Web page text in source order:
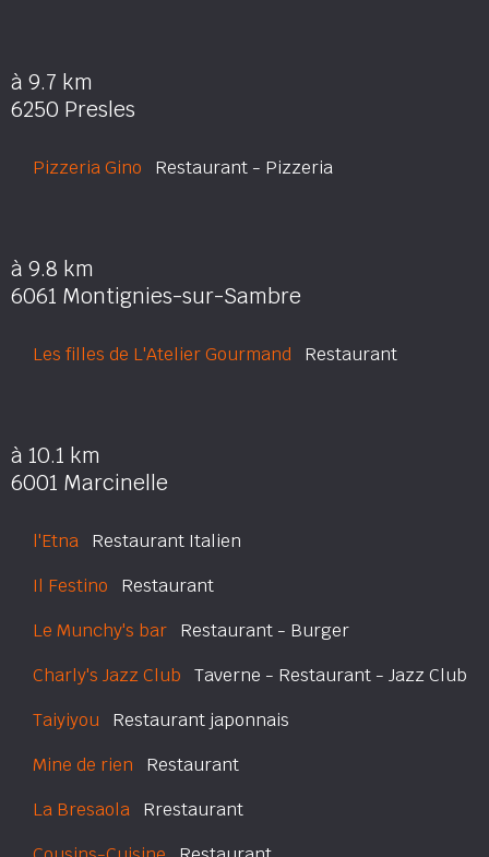
à 9.7 km
6250 Presles
Pizzeria Gino Restaurant - Pizzeria
à 9.8 km
6061 Montignies-sur-Sambre
Les filles de L'Atelier Gourmand Restaurant
à 10.1 km
6001 Marcinelle
l'Etna Restaurant Italien
Il Festino Restaurant
Le Munchy's bar Restaurant - Burger
Charly's Jazz Club Taverne - Restaurant - Jazz Club
Taiyiyou Restaurant japonnais
Mine de rien Restaurant
La Bresaola Rrestaurant